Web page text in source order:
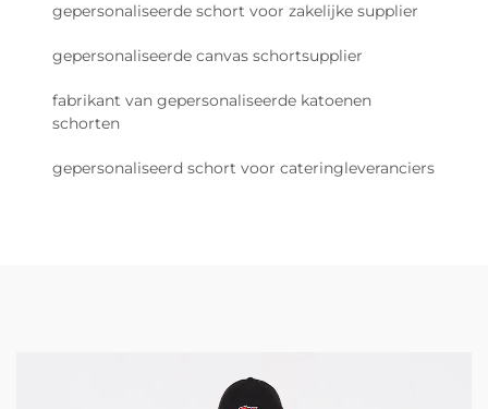
gepersonaliseerde schort voor zakelijke supplier
gepersonaliseerde canvas schortsupplier
fabrikant van gepersonaliseerde katoenen
schorten
gepersonaliseerd schort voor cateringleveranciers